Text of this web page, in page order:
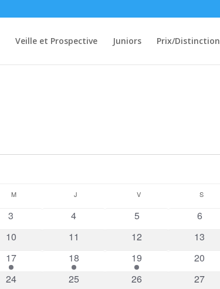
Veille et Prospective Juniors Prix/Distinction
MMERCREDI J V S
0
3
0
4
0
5
0
6
0
10
0
11
0
12
0
13
2
évènements
17
2
évènements
18
1
évènement
19
0
20
0
24
0
25
0
26
0
27